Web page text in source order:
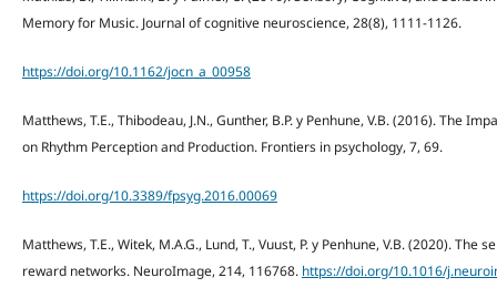
Memory for Music. Journal of cognitive neuroscience, 28(8), 1111-1126.
https://doi.org/10.1162/jocn_a_00958
Matthews, T.E., Thibodeau, J.N., Gunther, B.P. y Penhune, V.B. (2016). The
on Rhythm Perception and Production. Frontiers in psychology, 7, 69.
https://doi.org/10.3389/fpsyg.2016.00069
Matthews, T.E., Witek, M.A.G., Lund, T., Vuust, P. y Penhune, V.B. (2020).
reward networks. NeuroImage, 214, 116768. https://doi.org/10.1016/